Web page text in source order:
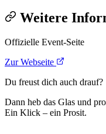
Weitere
Offizielle Event-Seite
Zur Webseite
Du freust dich auch drauf?
Dann heb das Glas und
Ein Klick – ein Prosit.